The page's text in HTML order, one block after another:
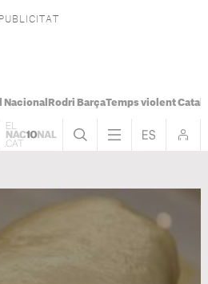
Nacional Rodri BarçaTemps violent